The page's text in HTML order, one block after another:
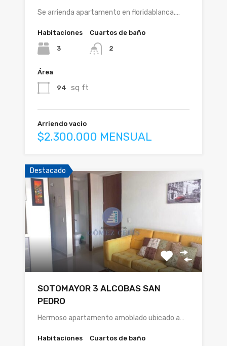
Se arrienda apartamento en floridablanca,…
Habitaciones
3
Cuartos de baño
2
Área
94 sq ft
Arriendo vacio
$2.300.000 MENSUAL
Destacado
SOTOMAYOR 3 ALCOBAS SAN
PEDRO
Hermoso apartamento amoblado ubicado a…
Habitaciones Cuartos de baño